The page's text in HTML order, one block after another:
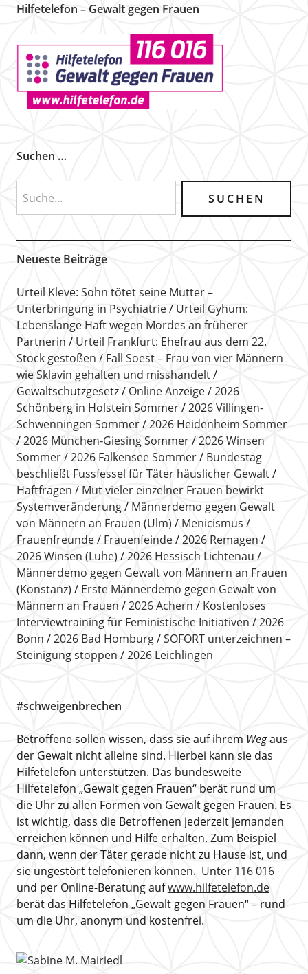
Hilfetelefon – Gewalt gegen Frauen
Suchen …
Neueste Beiträge
Urteil Kleve: Sohn tötet seine Mutter –
Unterbringung in Psychiatrie
Urteil Gyhum:
Lebenslange Haft wegen Mordes an früherer
Partnerin
Urteil Frankfurt: Ehefrau aus dem 22.
Stock gestoßen
Fall Soest – Frau von vier Männern
wie Sklavin gehalten und misshandelt
Gewaltschutzgesetz
Online Anzeige
2026
Schönberg in Holstein Sommer
2026 Villingen-
Schwenningen Sommer
2026 Heidenheim Sommer
2026 München-Giesing Sommer
2026 Winsen
Sommer
2026 Falkensee Sommer
Bundestag
beschließt Fussfessel für Täter häuslicher Gewalt
Haftfragen
Mut vieler einzelner Frauen bewirkt
Systemveränderung
Männerdemo gegen Gewalt
von Männern an Frauen (Ulm)
Menicismus
Frauenfreunde
Frauenfeinde
2026 Remagen
2026 Winsen (Luhe)
2026 Hessisch Lichtenau
Männerdemo gegen Gewalt von Männern an Frauen
(Konstanz)
Erste Männerdemo gegen Gewalt von
Männern an Frauen
2026 Achern
Kostenloses
Interviewtraining für Feministische Initiativen
2026
Bonn
2026 Bad Homburg
SOFORT unterzeichnen –
Steinigung stoppen
2026 Leichlingen
#schweigenbrechen
Betroffene sollen wissen, dass sie auf ihrem Wegaus
der Gewalt nicht alleine sind. Hierbei kann sie das
Hilfetelefon unterstützen. Das bundesweite
Hilfetelefon „Gewalt gegen Frauen“ berät rund um
die Uhr zu allen Formen von Gewalt gegen Frauen. Es
ist wichtig, dass die Betroffenen jederzeit jemanden
erreichen können und Hilfe erhalten. Zum Beispiel
dann, wenn der Täter gerade nicht zu Hause ist, und
sie ungestört telefonieren können. Unter 116 016
und per Online-Beratung aufwww.hilfetelefon.de
berät das Hilfetelefon „Gewalt gegen Frauen“ – rund
um die Uhr, anonym und kostenfrei.